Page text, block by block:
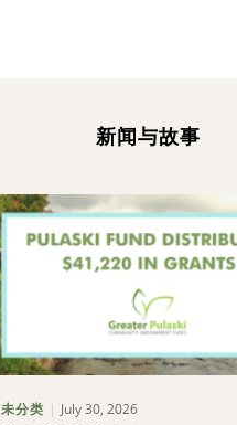
新闻与故事
未分类 July 30, 2026